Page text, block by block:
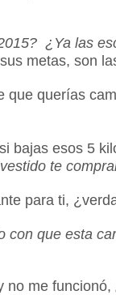
¿Ya las
sus metas,
que
bajas esos 5
te
para ti,
con que esta
me funcionó,